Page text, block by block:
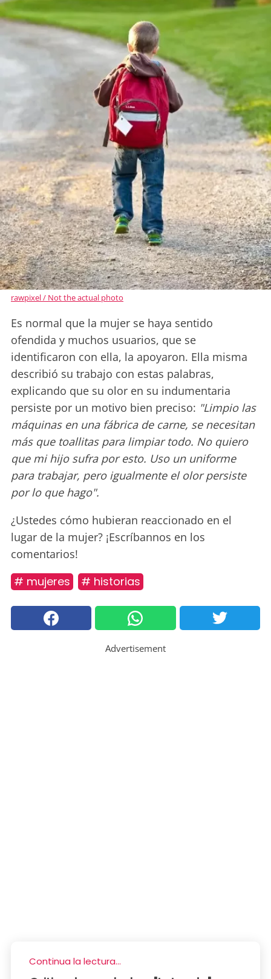
rawpixel / Not the actual photo
Es normal que la mujer se haya sentido
ofendida y muchos usuarios, que se
identificaron con ella, la apoyaron. Ella misma
describió su trabajo con estas palabras,
explicando que su olor en su indumentaria
persiste por un motivo bien preciso: "Limpio las
máquinas en una fábrica de carne, se necesitan
más que toallitas para limpiar todo. No quiero
que mi hijo sufra por esto. Uso un uniforme
para trabajar, pero igualmente el olor persiste
por lo que hago".
¿Ustedes cómo hubieran reaccionado en el
lugar de la mujer? ¡Escríbannos en los
comentarios!
# mujeres # historias
Advertisement
Continua la lectura...